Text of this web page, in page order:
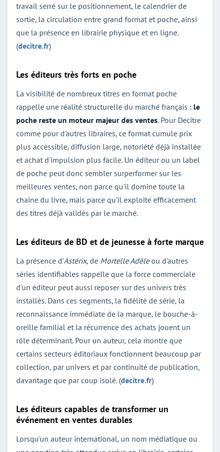
travail serré sur le positionnement, le calendrier de
sortie, la circulation entre grand format et poche, ainsi
que la présence en librairie physique et en ligne.
(decitre.fr)
Les éditeurs très forts en poche
La visibilité de nombreux titres en format poche
rappelle une réalité structurelle du marché français : le
poche reste un moteur majeur des ventes. Pour Decitre
comme pour d'autres libraires, ce format cumule prix
plus accessible, diffusion large, notoriété déjà installée
et achat d'impulsion plus facile. Un éditeur ou un label
de poche peut donc sembler surperformer sur les
meilleures ventes, non parce qu'il domine toute la
chaîne du livre, mais parce qu'il exploite efficacement
des titres déjà validés par le marché.
Les éditeurs de BD et de jeunesse à forte marque
La présence d'Astérix, de Mortelle Adèleou d'autres
séries identifiables rappelle que la force commerciale
d'un éditeur peut aussi reposer sur des univers très
installés. Dans ces segments, la fidélité de série, la
reconnaissance immédiate de la marque, le bouche-à-
oreille familial et la récurrence des achats jouent un
rôle déterminant. Pour un auteur, cela montre que
certains secteurs éditoriaux fonctionnent beaucoup par
collection, par univers et par continuité de publication,
davantage que par coup isolé. (decitre.fr)
Les éditeurs capables de transformer un
événement en ventes durables
Lorsqu'un auteur international, un nom médiatique ou